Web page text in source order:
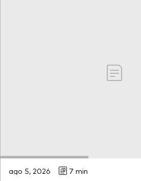
ago 5, 2026 7 min